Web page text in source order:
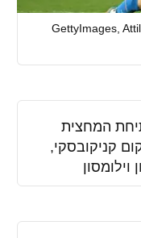
GettyImages,
המחצית
קניקובסקי,